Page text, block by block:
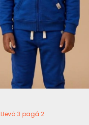
Llevá 3 pagá 2